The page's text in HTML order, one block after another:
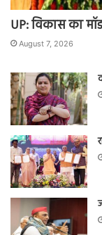
UP: विकास का
August 7, 2026